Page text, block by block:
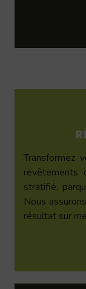
Transformez
revêtements
stratifié,
Nous
résultat sur